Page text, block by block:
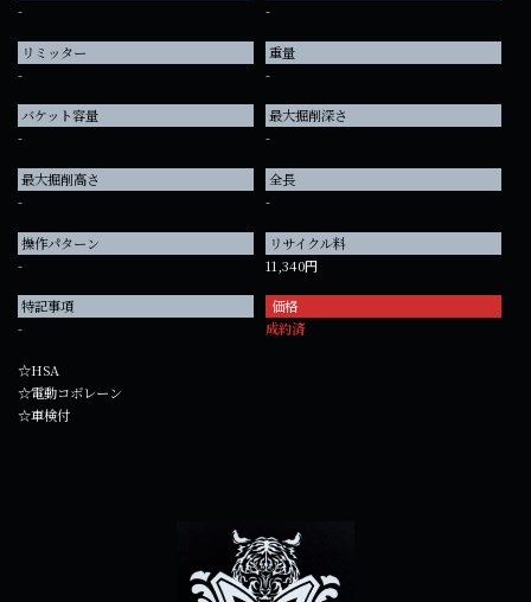
-
-
リミッター
-
重量
-
バケット容量
-
最大掘削深さ
-
最大掘削高さ
-
全長
-
操作パターン
-
リサイクル料
11,340円
特記事項
-
価格
成約済
☆HSA
☆電動コボレーン
☆車検付